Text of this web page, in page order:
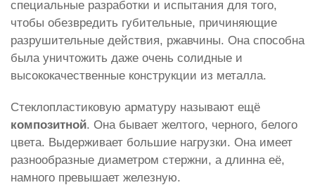
специальные разработки и испытания для того,
чтобы обезвредить губительные, причиняющие
разрушительные действия, ржавчины. Она способна
была уничтожить даже очень солидные и
высококачественные конструкции из металла.
Стеклопластиковую арматуру называют ещё
композитной. Она бывает желтого, черного, белого
цвета. Выдерживает большие нагрузки. Она имеет
разнообразные диаметром стержни, а длинна её,
намного превышает железную.